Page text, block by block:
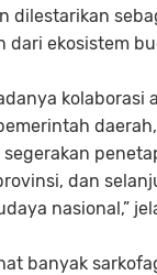
dilestarikan
dari ekosistem
kolaborasi
segerakan
dan
nasional,”
banyak